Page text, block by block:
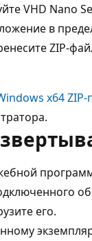
VHD Nano
в
ZIP-
x64 ZIP-
его.